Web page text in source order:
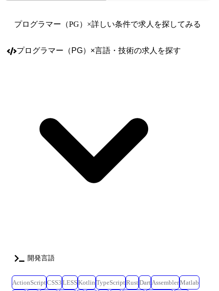
(Java/Spring/Vue.JS/PostgreSQL/Azure) ●AIを活用したデータ分析(Python)
得 ②営業マネージャー指揮のもと、案件選抜会議を実施 ※案件を持ち寄
プログラマー（PG） ×詳しい条件で求人を探してみる
プログラマー（PG） ×言語・技術の求人を探す
開発言語
ActionScriptCSS3 LESSKotlin TypeScriptRustDartAssemblerMatlab